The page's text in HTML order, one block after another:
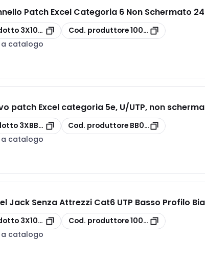
Patch Excel Categoria 6 Non Schermato 24
3X100-304copia
Cod. produttore100-304
catalogo
patch Excel categoria 5e, U/UTP, non
3XBB001MPLGE
copia
Cod. produttore BB001MPLGE
catalogo
Jack Senza Attrezzi Cat6 UTP Basso Profilo
3X100-215-WT
copia
Cod. produttore100-215-WT
catalogo